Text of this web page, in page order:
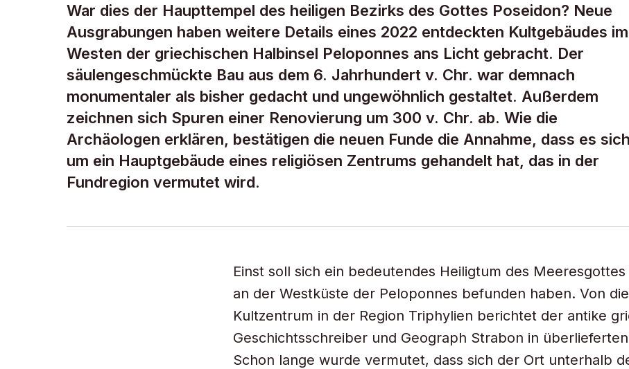
GESCHICHTE & ARCHÄOLOGIE
Einem Poseidon-Heiligtum auf
der Spur
War dies der Haupttempel des heiligen Bezirks des Gottes Poseidon? Neue
Ausgrabungen haben weitere Details eines 2022 entdeckten Kultgebäudes im
Westen der griechischen Halbinsel Peloponnes ans Licht gebracht. Der
säulengeschmückte Bau aus dem 6. Jahrhundert v. Chr. war demnach
monumentaler als bisher gedacht und ungewöhnlich gestaltet. Außerdem
zeichnen sich Spuren einer Renovierung um 300 v. Chr. ab. Wie die
Archäologen erklären, bestätigen die neuen Funde die Annahme, dass es sich
um ein Hauptgebäude eines religiösen Zentrums gehandelt hat, das in der
Fundregion vermutet wird.
Einst soll sich ein bedeutendes Heiligtum des Meeresgottes
an der Westküste der Peloponnes befunden haben. Von
Kultzentrum in der Region Triphylien berichtet der antike
Geschichtsschreiber und Geograph Strabon in
Schon lange wurde vermutet, dass sich der Ort unterhalb